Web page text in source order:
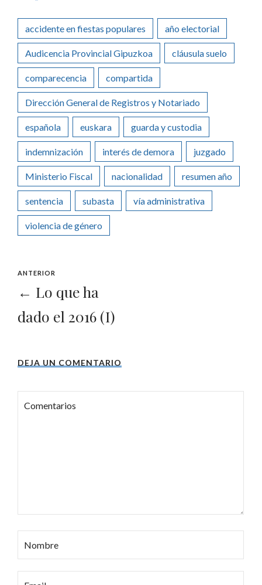
accidente en fiestas populares año electorial
Audicencia Provincial Gipuzkoa cláusula suelo
comparecencia compartida
Dirección General de Registros y Notariado
española euskara guarda y custodia
indemnización interés de demora juzgado
Ministerio Fiscal nacionalidad resumen año
sentencia subasta vía administrativa
violencia de género
ANTERIOR
← Lo que ha
dado el 2016 (I)
DEJA UN COMENTARIO